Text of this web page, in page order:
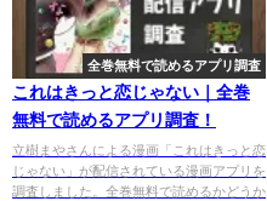
全巻無料で読めるアプリ調査
これはきっと恋じゃない｜全巻
無料で読めるアプリ調査！
立樹まやさんによる漫画「これはきっと恋
じゃない」が配信されている漫画アプリを
調査しました。全巻無料で読めるかどうか